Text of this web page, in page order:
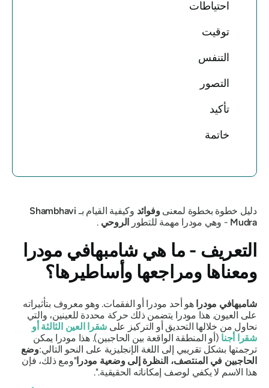
احتياطات
توقيت
التنفس
التصور
تأكيد
خاتمة
دليل خطوة بخطوة لمعنى وفوائدوكيفية القيام بـShambhavi
Mudra- وهي مودرامهمة للتطورالروحي.
التعريف - ما هيشامبهافي مودرا
ومعناها ومراجعها وأساطيرها؟
شامبهافي مودراهو أحدمودراأو الفقمات. وهو معروف بتأثيراته
على العيون. هذامودرايتضمن ذلك حركة محددة للعينين، والتي
نحاول من خلالها التحديق أو التركيز على شقرا العين الثالثةأو
شقرا أجنا(أو المنطقة الواقعة بين الحاجبين). هذامودرايمكن
ترجمتها بشكل تقريبي إلى اللغة الإنجليزية على النحو التالي: وضع
الحاجبين في المنتصف، النظرة إلى وضعيةمودرا"ومع ذلك، فإن
هذا الاسم لا يكفي لوصف إمكاناته الحقيقية.".